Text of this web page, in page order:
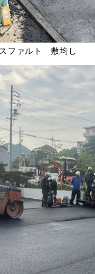
ファルト 敷均し